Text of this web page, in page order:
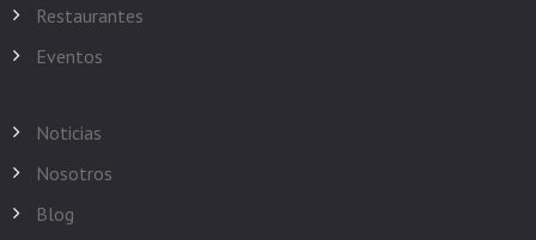
Restaurantes
Eventos
Noticias
Nosotros
Blog